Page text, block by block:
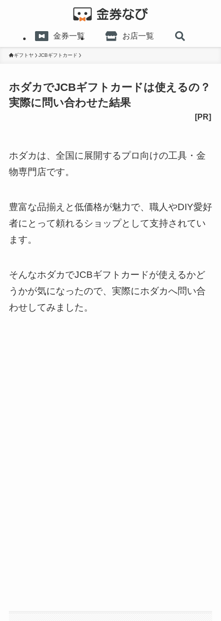
金券一覧 お店一覧
ギフトヤ JCBギフトカード
ホダカでJCBギフトカードは使えるの？
実際に問い合わせた結果
ホダカは、全国に展開するプロ向けの工具・金
物専門店です。
豊富な品揃えと低価格が魅力で、職人やDIY愛好
者にとって頼れるショップとして支持されてい
ます。
そんなホダカでJCBギフトカードが使えるかど
うかが気になったので、実際にホダカへ問い合
わせしてみました。